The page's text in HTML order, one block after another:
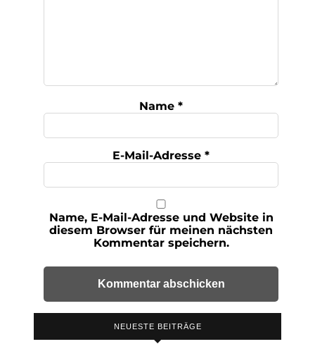
Name *
E-Mail-Adresse *
Name, E-Mail-Adresse und Website in
diesem Browser für meinen nächsten
Kommentar speichern.
NEUESTE BEITRÄGE